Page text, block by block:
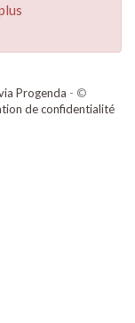
Progenda - ©
de confidentialité